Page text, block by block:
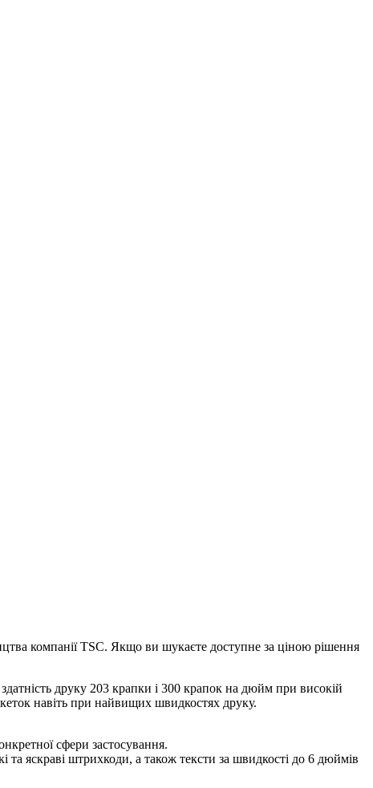
компанії TSC. Якщо ви шукаєте доступне за ціною рішення
друку 203 крапки і 300 крапок на дюйм при високій
навіть при найвищих швидкостях друку.
сфери застосування.
та яскраві штрихкоди, а також тексти за швидкості до 6 дюймів